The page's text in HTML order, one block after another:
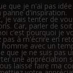
que je n'ai pas
panne d'inspiration.
je vais tenter de
Car, parler de
c’est pourquoi je
à m'écrire en
homme avec un
que je ne suis pas
une appréciation
laisse faire ma